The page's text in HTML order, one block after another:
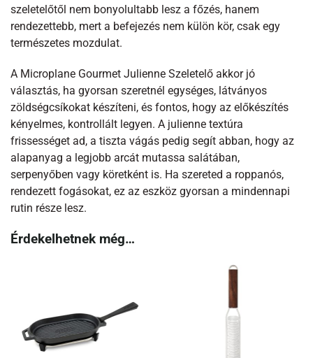
szeletelőtől nem bonyolultabb lesz a főzés, hanem
rendezettebb, mert a befejezés nem külön kör, csak egy
természetes mozdulat.
A Microplane Gourmet Julienne Szeletelő akkor jó
választás, ha gyorsan szeretnél egységes, látványos
zöldségcsíkokat készíteni, és fontos, hogy az előkészítés
kényelmes, kontrollált legyen. A julienne textúra
frissességet ad, a tiszta vágás pedig segít abban, hogy az
alapanyag a legjobb arcát mutassa salátában,
serpenyőben vagy köretként is. Ha szereted a roppanós,
rendezett fogásokat, ez az eszköz gyorsan a mindennapi
rutin része lesz.
Érdekelhetnek még…